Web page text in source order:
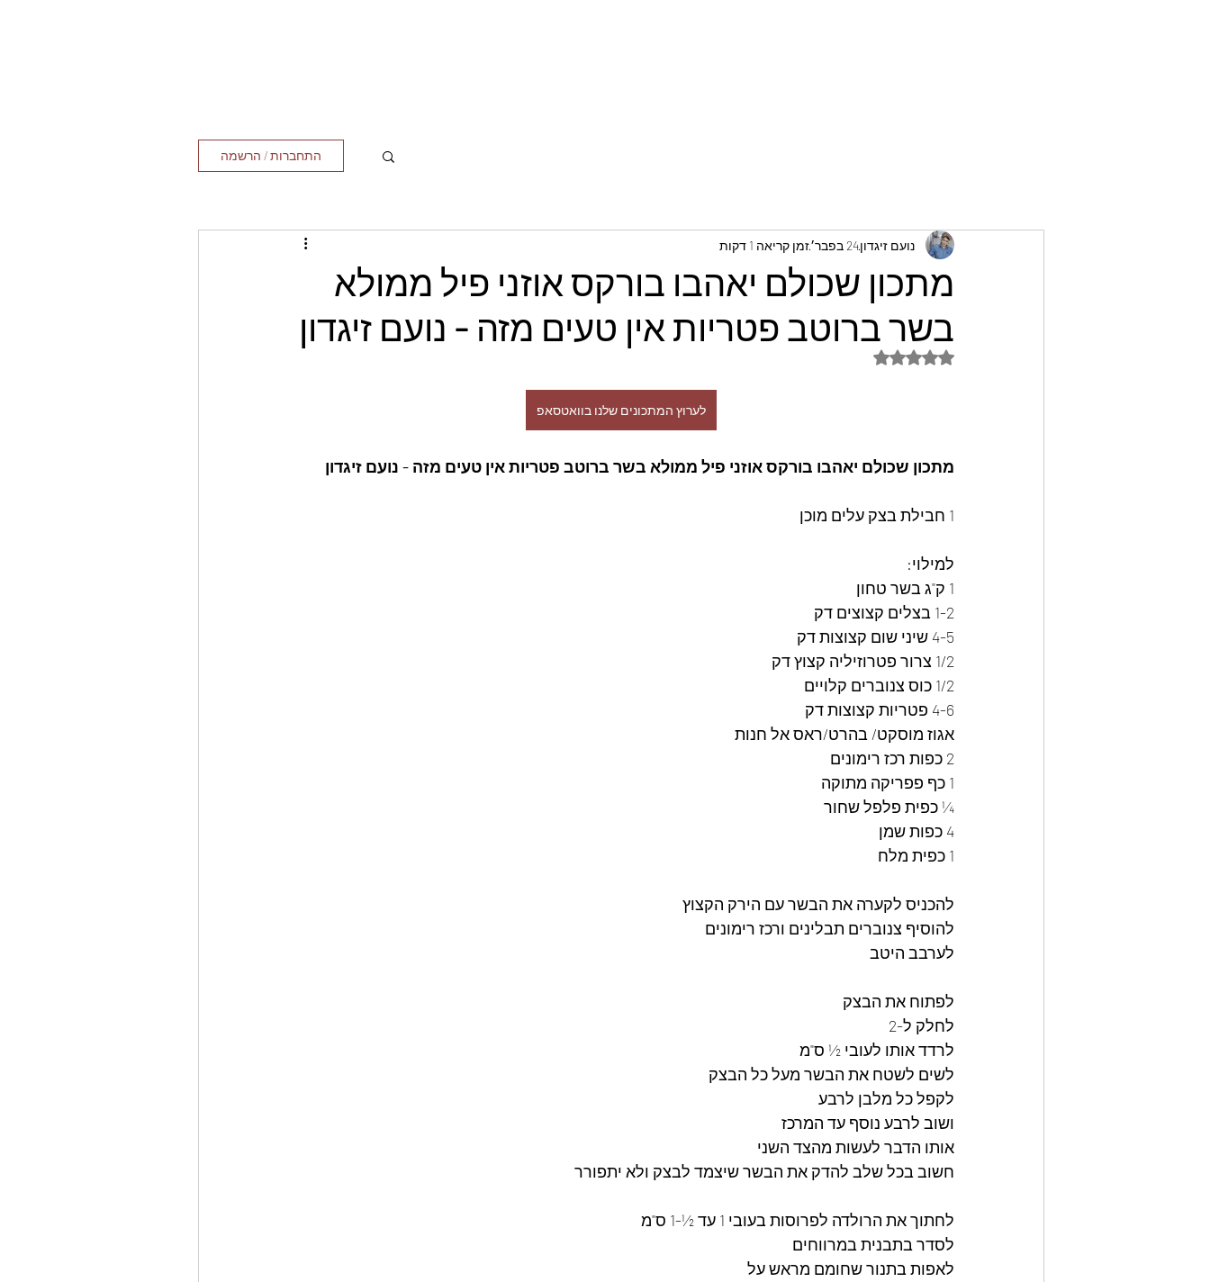
התחברות / הרשמה
מתכון שכולם יאהבו בורקס אוזני פיל ממולא
בשר ברוטב פטריות אין טעים מזה - נועם זיגדון
נועם זיגדון24 בפבר׳ זמן קריאה 1 דקות
דירוג של NaN מתוך 5 כוכבים
לערוץ המתכונים שלנו בוואטסאפ
מתכון שכולם יאהבו בורקס אוזני פיל ממולא בשר ברוטב פטריות אין טעים מזה - נועם זיגדון
1 חבילת בצק עלים מוכן
למילוי:
1 ק"ג בשר טחון
1-2 בצלים קצוצים דק
4-5 שיני שום קצוצות דק
1/2 צרור פטרוזיליה קצוץ דק
1/2 כוס צנוברים קלויים
4-6 פטריות קצוצות דק
אגוז מוסקט/ בהרט/ראס אל חנות
2 כפות רכז רימונים
1 כף פפריקה מתוקה
¼ כפית פלפל שחור
4 כפות שמן
1 כפית מלח
להכניס לקערה את הבשר עם הירק הקצוץ
להוסיף צנוברים תבלינים ורכז רימונים
לערבב היטב
לפתוח את הבצק
לחלק ל-2
לרדד אותו לעובי ½ ס"מ
לשים לשטח את הבשר מעל כל הבצק
לקפל כל מלבן לרבע
ושוב לרבע נוסף עד המרכז
אותו הדבר לעשות מהצד השני
חשוב בכל שלב להדק את הבשר שיצמד לבצק ולא יתפורר
לחתוך את הרולדה לפרוסות בעובי 1 עד ½-1 ס"מ
לסדר בתבנית במרווחים
לאפות בתנור שחומם מראש על